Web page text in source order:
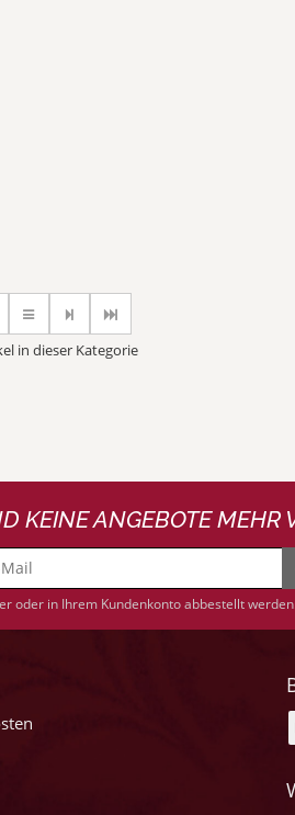
in dieser Kategorie
KEINE ANGEBOTE MEHR
oder in Ihrem Kundenkonto abbestellt